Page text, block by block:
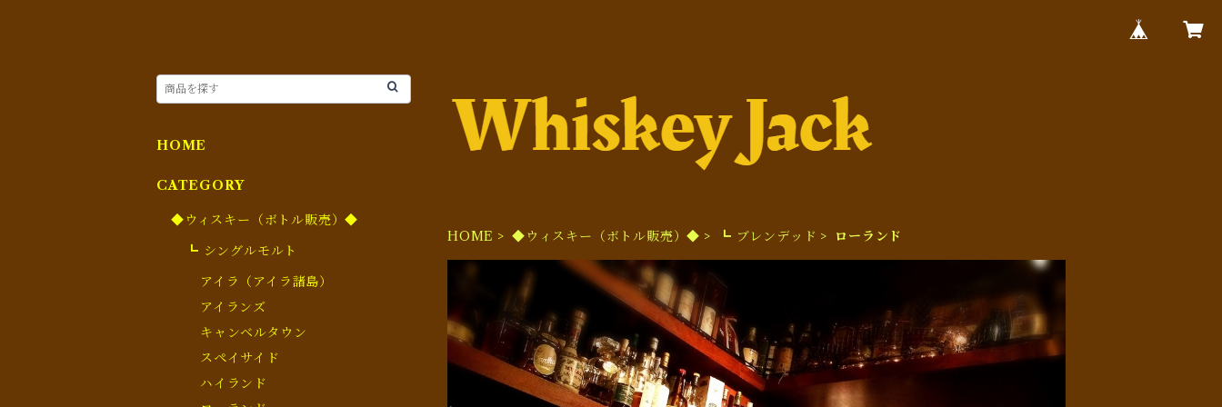
HOME ◆ウィスキー（ボトル販売）◆ ┗ ブレンデッド ローランド
HOME
CATEGORY
◆ウィスキー（ボトル販売）◆
┗ シングルモルト
アイラ（アイラ諸島）
アイランズ
キャンベルタウン
スペイサイド
ハイランド